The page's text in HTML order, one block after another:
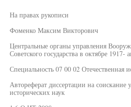
На правах рукописи
Фоменко Максим Викторович
Центральные органы управления
Советского государства в октябре 1917-
Специальность 07 00 02 Отечественная
Автореферат диссертации на соискание
исторических наук